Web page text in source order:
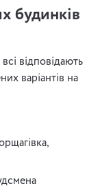
будинків
відповідають
варіантів на